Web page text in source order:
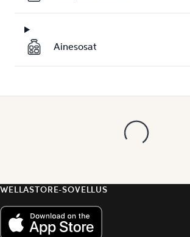
Ainesosat
WELLASTORE-SOVELLUS